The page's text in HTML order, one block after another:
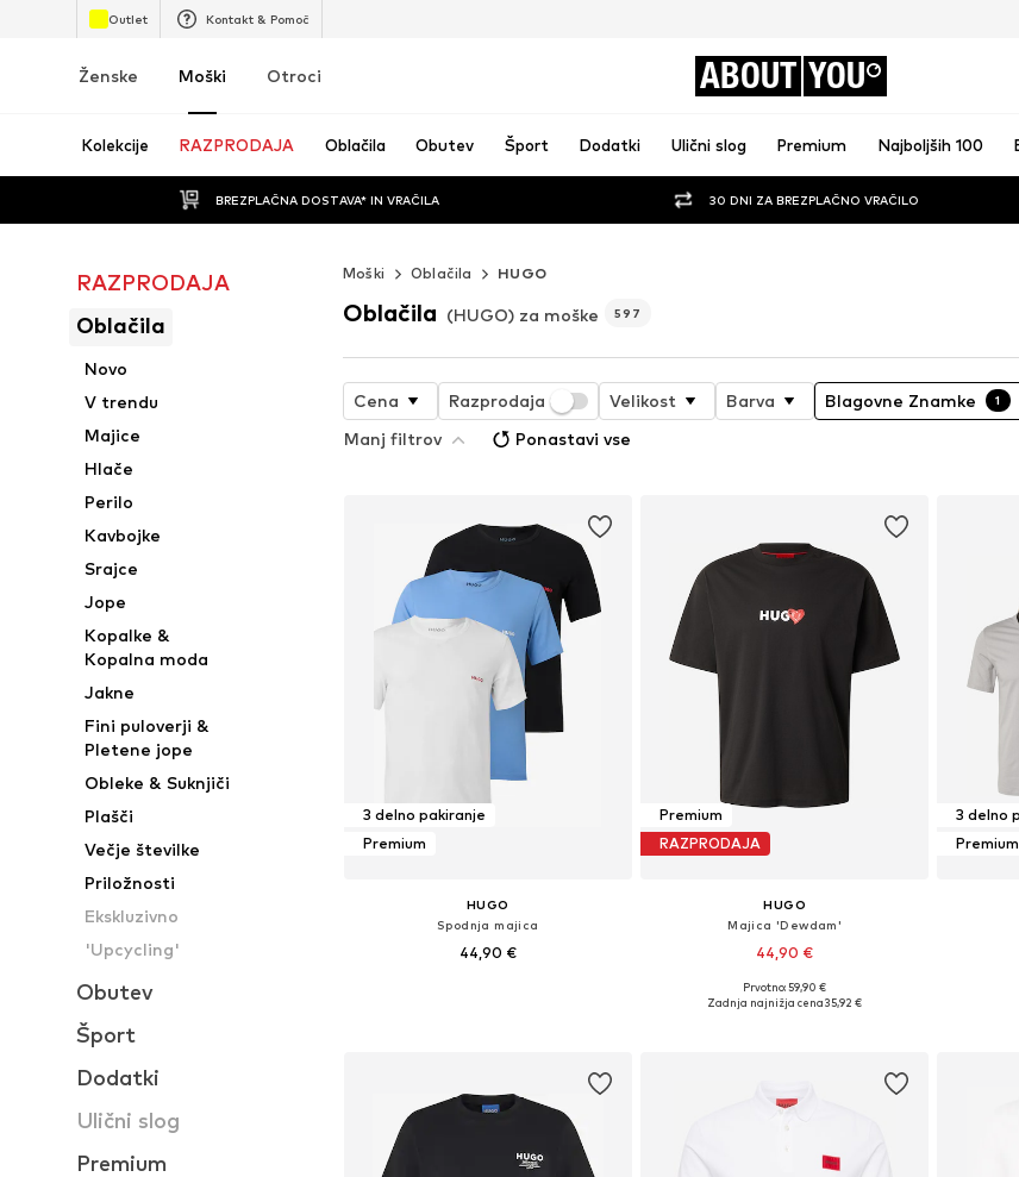
Outlet Kontakt & Pomoč
Ženske Moški Otroci ABOUT YOU
Kolekcije RAZPRODAJA Oblačila Obutev Šport Dodatki Ulični slog Premium Najboljših 100
BREZPLAČNA DOSTAVA* IN VRAČILA 30 DNI ZA BREZPLAČNO VRAČILO
RAZPRODAJA
Oblačila
Novo
V trendu
Majice
Hlače
Perilo
Kavbojke
Srajce
Jope
Kopalke &
Kopalna moda
Jakne
Fini puloverji &
Pletene jope
Obleke & Suknjiči
Plašči
Večje številke
Priložnosti
Ekskluzivno
'Upcycling'
Obutev
Šport
Dodatki
Ulični slog
Premium
Moški Oblačila HUGO
Oblačila (HUGO) za moške 597
Cena Razprodaja Velikost Barva Blagovne Znamke 1
Manj filtrov
Ponastavi vse
3 delno pakiranje
Premium
HUGO
Spodnja majica
44,90 €
Premium
RAZPRODAJA
HUGO
Majica 'Dewdam'
44,90 €
Razpoložljive velikosti: M, L, XL
Prvotno: 59,90 €
Zadnja najnižja cena35,92 €
3 delno
Premium